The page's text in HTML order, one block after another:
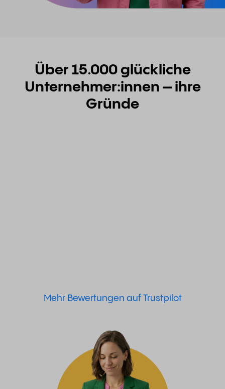
Über 15.000 glückliche
Unternehmer:innen – ihre
Gründe
Mehr Bewertungen auf Trustpilot